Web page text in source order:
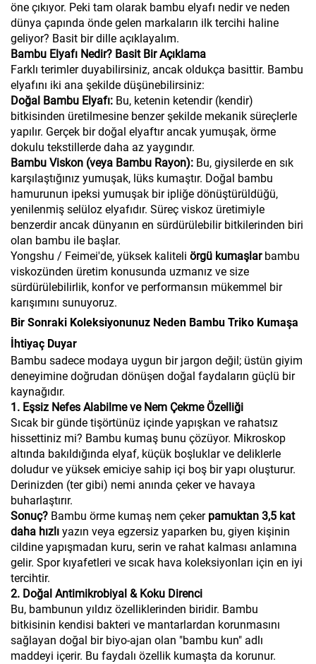
öne çıkıyor. Peki tam olarak bambu elyafı nedir ve neden
dünya çapında önde gelen markaların ilk tercihi haline
geliyor? Basit bir dille açıklayalım.
Bambu Elyafı Nedir? Basit Bir Açıklama
Farklı terimler duyabilirsiniz, ancak oldukça basittir. Bambu
elyafını iki ana şekilde düşünebilirsiniz:
Doğal Bambu Elyafı: Bu, ketenin ketendir (kendir)
bitkisinden üretilmesine benzer şekilde mekanik süreçlerle
yapılır. Gerçek bir doğal elyaftır ancak yumuşak, örme
dokulu tekstillerde daha az yaygındır.
Bambu Viskon (veya Bambu Rayon): Bu, giysilerde en sık
karşılaştığınız yumuşak, lüks kumaştır. Doğal bambu
hamurunun ipeksi yumuşak bir ipliğe dönüştürüldüğü,
yenilenmiş selüloz elyafıdır. Süreç viskoz üretimiyle
benzerdir ancak dünyanın en sürdürülebilir bitkilerinden biri
olan bambu ile başlar.
Yongshu / Feimei'de, yüksek kaliteli örgü kumaşlar bambu
viskozünden üretim konusunda uzmanız ve size
sürdürülebilirlik, konfor ve performansın mükemmel bir
karışımını sunuyoruz.
Bir Sonraki Koleksiyonunuz Neden Bambu Triko Kumaşa
İhtiyaç Duyar
Bambu sadece modaya uygun bir jargon değil; üstün giyim
deneyimine doğrudan dönüşen doğal faydaların güçlü bir
kaynağıdır.
1. Eşsiz Nefes Alabilme ve Nem Çekme Özelliği
Sıcak bir günde tişörtünüz içinde yapışkan ve rahatsız
hissettiniz mi? Bambu kumaş bunu çözüyor. Mikroskop
altında bakıldığında elyaf, küçük boşluklar ve deliklerle
doludur ve yüksek emiciye sahip içi boş bir yapı oluşturur.
Derinizden (ter gibi) nemi anında çeker ve havaya
buharlaştırır.
Sonuç? Bambu örme kumaş nem çeker pamuktan 3,5 kat
daha hızlı yazın veya egzersiz yaparken bu, giyen kişinin
cildine yapışmadan kuru, serin ve rahat kalması anlamına
gelir. Spor kıyafetleri ve sıcak hava koleksiyonları için en iyi
tercihtir.
2. Doğal Antimikrobiyal & Koku Direnci
Bu, bambunun yıldız özelliklerinden biridir. Bambu
bitkisinin kendisi bakteri ve mantarlardan korunmasını
sağlayan doğal bir biyo-ajan olan "bambu kun" adlı
maddeyi içerir. Bu faydalı özellik kumaşta da korunur.